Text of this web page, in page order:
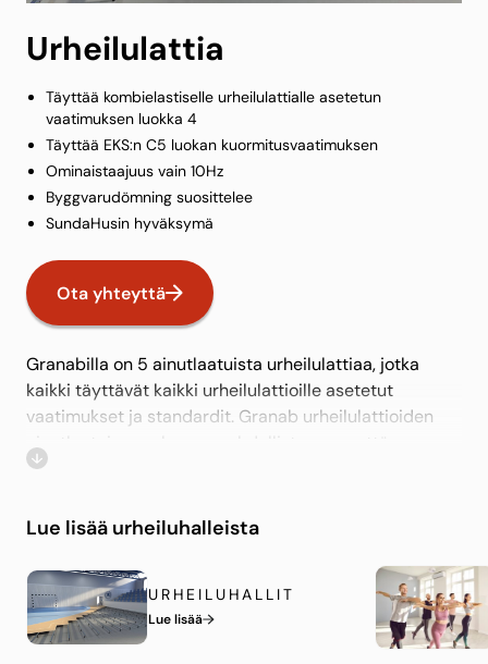
Urheilulattia
Täyttää kombielastiselle urheilulattialle asetetun
vaatimuksen luokka 4
Täyttää EKS:n C5 luokan kuormitusvaatimuksen
Ominaistaajuus vain 10Hz
Byggvarudömning suosittelee
SundaHusin hyväksymä
Ota yhteyttä
Granabilla on 5 ainutlaatuista urheilulattiaa, jotka
kaikki täyttävät kaikki urheilulattioille asetetut
vaatimukset ja standardit. Granab urheilulattioiden
ainutlaatuinen rakenne mahdollistaa sen, että ne
täyttävät EKS:n (eurooppalainen rakennusstandardi)
Lattiarakenne voidaan asentaa epätasaisille pinnoille
ja säätää tarkalleen oikealle korkeudelle säätöjaloilla.
Rakennetta voidaan myös täydentää lattian alle
asennettavalla ilmanvaihdolla.
Lue lisää urheiluhalleista
URHEILUHALLIT
Lue lisää